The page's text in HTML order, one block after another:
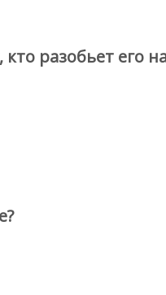
разобьет его